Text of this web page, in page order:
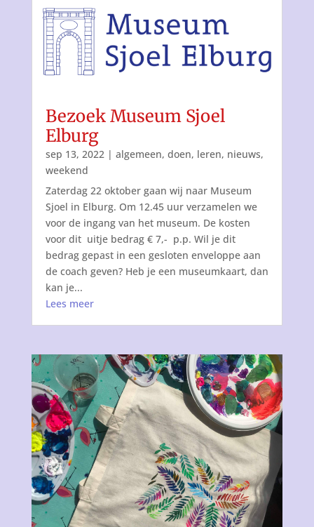
Bezoek Museum Sjoel
Elburg
sep 13, 2022| algemeen, doen, leren, nieuws,
weekend
Zaterdag 22 oktober gaan wij naar Museum
Sjoel in Elburg. Om 12.45 uur verzamelen we
voor de ingang van het museum. De kosten
voor dit uitje bedrag € 7,- p.p. Wil je dit
bedrag gepast in een gesloten enveloppe aan
de coach geven? Heb je een museumkaart, dan
kan je...
Lees meer